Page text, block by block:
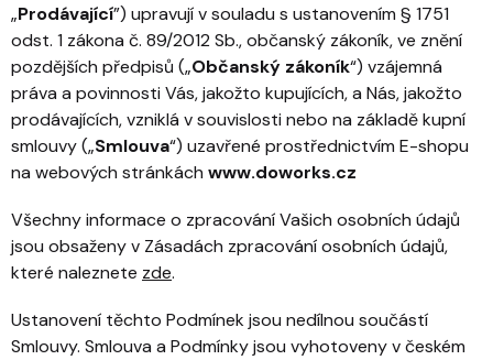
„Prodávající”) upravují v souladu s ustanovením § 1751
odst. 1 zákona č. 89/2012 Sb., občanský zákoník, ve znění
pozdějších předpisů („Občanský zákoník“) vzájemná
práva a povinnosti Vás, jakožto kupujících, a Nás, jakožto
prodávajících, vzniklá v souvislosti nebo na základě kupní
smlouvy („Smlouva“) uzavřené prostřednictvím E-shopu
na webových stránkách www.doworks.cz
Všechny informace o zpracování Vašich osobních údajů
jsou obsaženy v Zásadách zpracování osobních údajů,
které naleznete zde.
Ustanovení těchto Podmínek jsou nedílnou součástí
Smlouvy. Smlouva a Podmínky jsou vyhotoveny v českém